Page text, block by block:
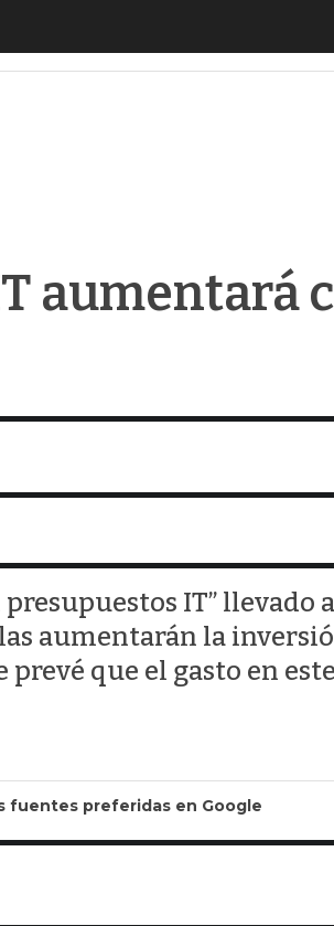
aumentará
IT” llevado
aumentarán la
que el gasto en
fuentes preferidas en Google